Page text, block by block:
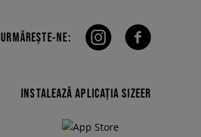
URMĂREȘTE-NE:
INSTALEAZĂ APLICAȚIA SIZEER